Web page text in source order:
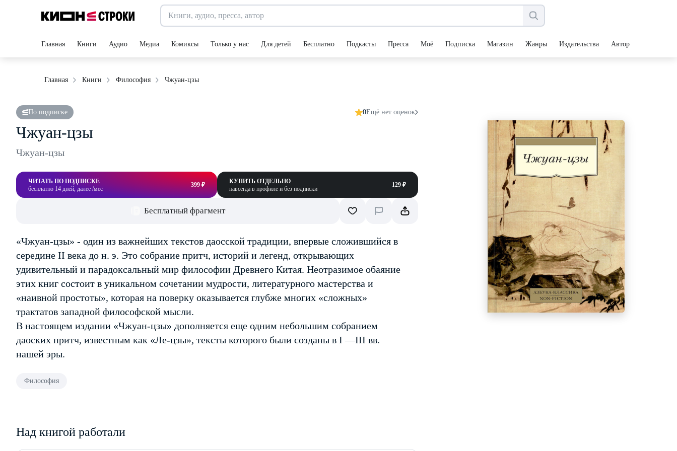
Главная Книги Аудио Медиа Комиксы Только у нас Для детей Бесплатно Подкасты Пресса Моё Подписка Магазин Жанры Издательства Авторы
Главная Книги Философия Чжуан-цзы
По подписке 0Ещё нет оценок
Чжуан-цзы
Чжуан-цзы
ЧИТАТЬ ПО ПОДПИСКЕ
бесплатно 14 дней, далее /мес
399 ₽
КУПИТЬ ОТДЕЛЬНО
навсегда в профиле и без подписки
129 ₽
Бесплатный фрагмент
«Чжуан-цзы» - один из важнейших текстов даосской традиции, впервые сложившийся в
середине II века до н. э. Это собрание притч, историй и легенд, открывающих
удивительный и парадоксальный мир философии Древнего Китая. Неотразимое обаяние
этих книг состоит в уникальном сочетании мудрости, литературного мастерства и
«наивной простоты», которая на поверку оказывается глубже многих «сложных»
трактатов западной философской мысли.
В настоящем издании «Чжуан-цзы» дополняется еще одним небольшим собранием
даоских притч, известным как «Ле-цзы», тексты которого были созданы в I —III вв.
нашей эры.
Философия
Над книгой работали